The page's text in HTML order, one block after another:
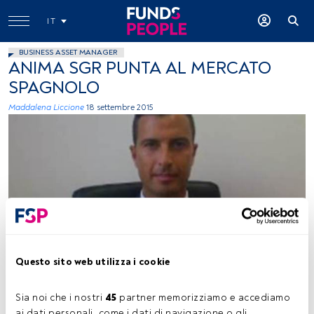
Questo sito web utilizza i cookie
Sia noi che i nostri 45 partner memorizziamo e accediamo
IT
BUSINESS ASSET MANAGER
ANIMA SGR PUNTA AL MERCATO
SPAGNOLO
Maddalena Liccione 18 settembre 2015